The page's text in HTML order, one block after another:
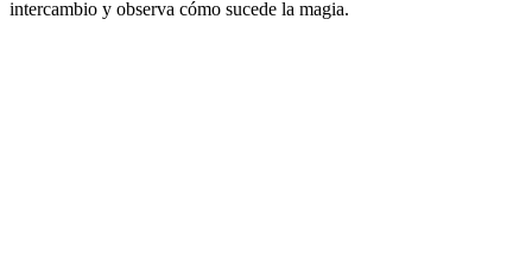
intercambio y observa cómo sucede la magia.